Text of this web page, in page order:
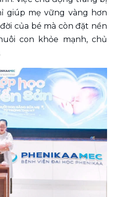
giúp mẹ vững vàng hơn
của bé mà còn đặt nền
con khỏe mạnh, chủ